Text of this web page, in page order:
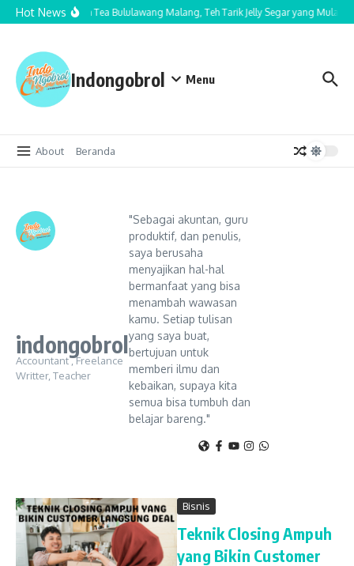
Lewati ke konten
Hot NewsCha Nom Tea Bululawang Malang, Teh Tarik Jelly Segar yang Mulai
Indongobrol Menu
About Beranda
indongobrol
Accountant , Freelance
Writter, Teacher
"Sebagai akuntan, guru
produktif, dan penulis,
saya berusaha
menyajikan hal-hal
bermanfaat yang bisa
menambah wawasan
kamu. Setiap tulisan
yang saya buat,
bertujuan untuk
memberi ilmu dan
kebaikan, supaya kita
semua bisa tumbuh dan
belajar bareng."
Bisnis
Teknik Closing Ampuh
yang Bikin Customer